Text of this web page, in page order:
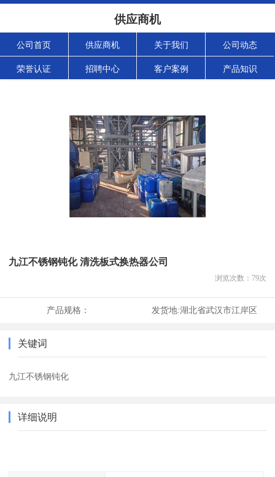
供应商机
公司首页 供应商机 关于我们 公司动态
荣誉认证 招聘中心 客户案例 产品知识
九江不锈钢钝化 清洗板式换热器公司
浏览次数： 79次
产品规格： 发货地:湖北省武汉市江岸区
关键词
九江不锈钢钝化
详细说明